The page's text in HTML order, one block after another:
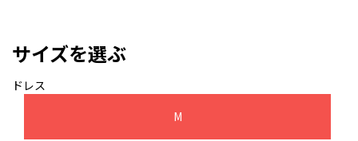
サイズを選ぶ
ドレス
M